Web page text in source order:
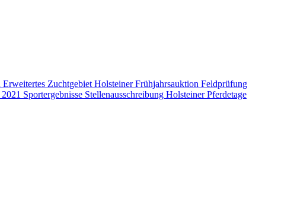
Erweitertes Zuchtgebiet Holsteiner Frühjahrsauktion Feldprüfung
Sportergebnisse Stellenausschreibung Holsteiner Pferdetage